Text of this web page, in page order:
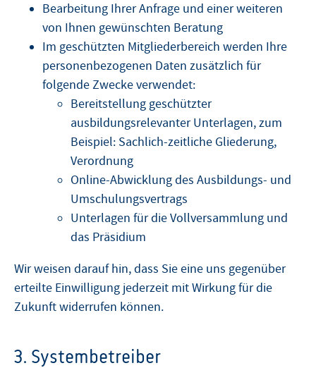
Bearbeitung Ihrer Anfrage und einer weiteren
von Ihnen gewünschten Beratung
Im geschützten Mitgliederbereich werden Ihre
personenbezogenen Daten zusätzlich für
folgende Zwecke verwendet:
Bereitstellung geschützter
ausbildungsrelevanter Unterlagen, zum
Beispiel: Sachlich-zeitliche Gliederung,
Verordnung
Online-Abwicklung des Ausbildungs- und
Umschulungsvertrags
Unterlagen für die Vollversammlung und
das Präsidium
Wir weisen darauf hin, dass Sie eine uns gegenüber
erteilte Einwilligung jederzeit mit Wirkung für die
Zukunft widerrufen können.
3. Systembetreiber